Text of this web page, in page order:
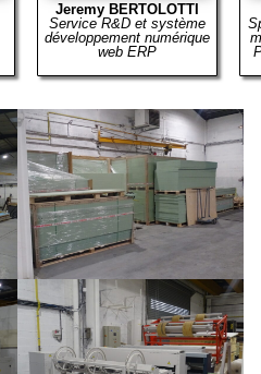
Jeremy BERTOLOTTI
Service R&D et système
développement numérique
web ERP